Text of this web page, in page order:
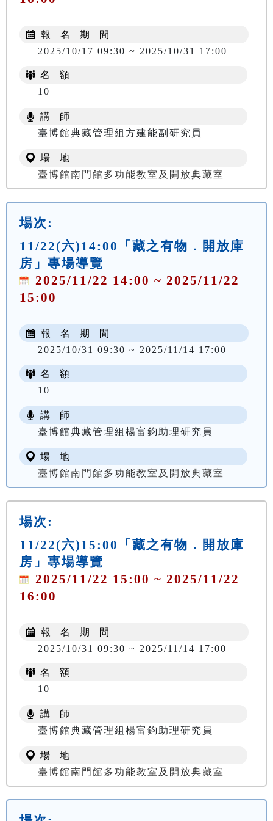
報 名 期 間
2025/10/17 09:30 ~ 2025/10/31 17:00
名 額
10
講 師
臺博館典藏管理組方建能副研究員
場 地
臺博館南門館多功能教室及開放典藏室
場次:
11/22(六)14:00「藏之有物．開放庫
房」專場導覽
2025/11/22 14:00 ~ 2025/11/22
15:00
報 名 期 間
2025/10/31 09:30 ~ 2025/11/14 17:00
名 額
10
講 師
臺博館典藏管理組楊富鈞助理研究員
場 地
臺博館南門館多功能教室及開放典藏室
場次:
11/22(六)15:00「藏之有物．開放庫
房」專場導覽
2025/11/22 15:00 ~ 2025/11/22
16:00
報 名 期 間
2025/10/31 09:30 ~ 2025/11/14 17:00
名 額
10
講 師
臺博館典藏管理組楊富鈞助理研究員
場 地
臺博館南門館多功能教室及開放典藏室